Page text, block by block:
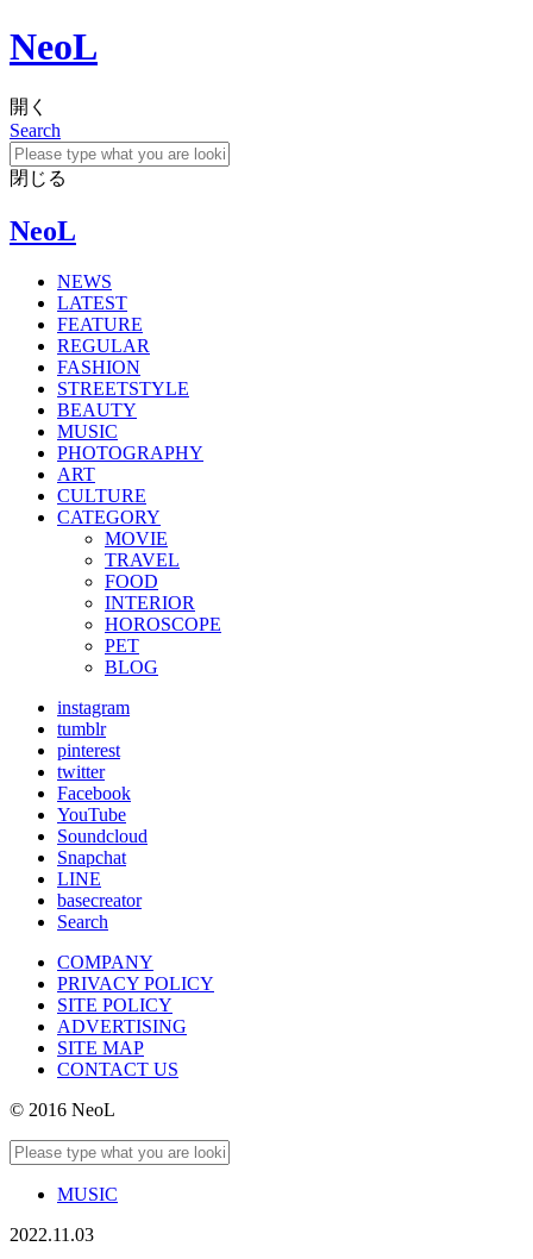
NeoL
開く
Search
閉じる
NeoL
NEWS
LATEST
FEATURE
REGULAR
FASHION
STREETSTYLE
BEAUTY
MUSIC
PHOTOGRAPHY
ART
CULTURE
CATEGORY
MOVIE
TRAVEL
FOOD
INTERIOR
HOROSCOPE
PET
BLOG
instagram
tumblr
pinterest
twitter
Facebook
YouTube
Soundcloud
Snapchat
LINE
basecreator
Search
COMPANY
PRIVACY POLICY
SITE POLICY
ADVERTISING
SITE MAP
CONTACT US
© 2016 NeoL
MUSIC
2022.11.03